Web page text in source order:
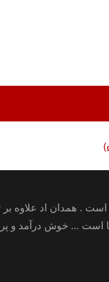
است . همدان اد
... خوش درآمد و پر